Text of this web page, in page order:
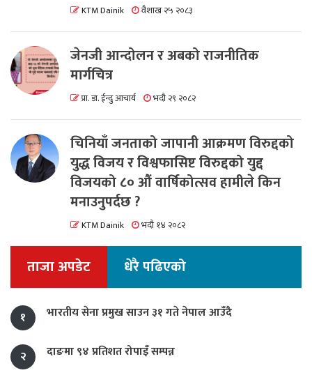
KTM Dainik वैशाख २५ २०८३
जेनजी आन्दोलन र अबको राजनीतिक
मार्गचित्र
प्रा. डा. ईन्दु आचार्य भदौ २९ २०८२
चिनियाँ जनताको जापानी आक्रमण विरुद्दको
युद्ध विजय र विश्वफासिष्ट विरुद्दको युद्द
विजयको ८० औं वार्षिकोत्सव हामीले किन
मनाउनुपर्दछ ?
KTM Dainik भदौ १४ २०८२
ताजा अपडेट धेरै पढिएको
१ भारतीय सेना प्रमुख साउन ३१ गते नेपाल आउँदै
२ दाङमा ९४ प्रतिशत रोपाइँ सम्पन्न